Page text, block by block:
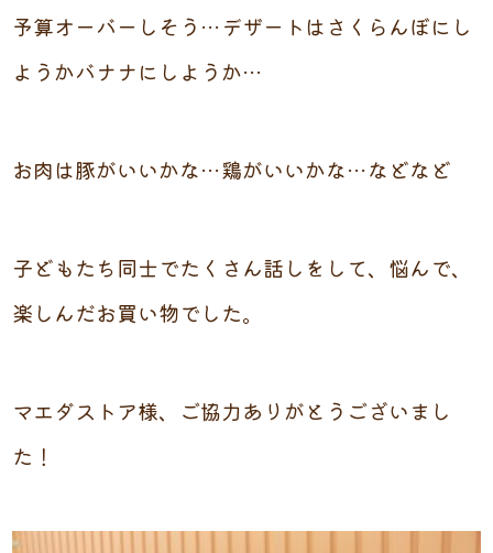
予算オーバーしそう…デザートはさくらんぼにし
ようかバナナにしようか…
お肉は豚がいいかな…鶏がいいかな…などなど
子どもたち同士でたくさん話しをして、悩んで、
楽しんだお買い物でした。
マエダストア様、ご協力ありがとうございまし
た！